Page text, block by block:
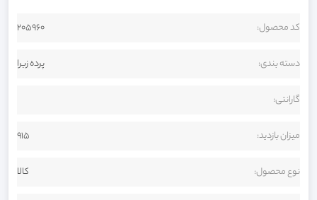
کد محصول: 205960
دسته بندی: پرده زبرا
گارانتی:
میزان بازدید: 915
نوع محصول: کالا